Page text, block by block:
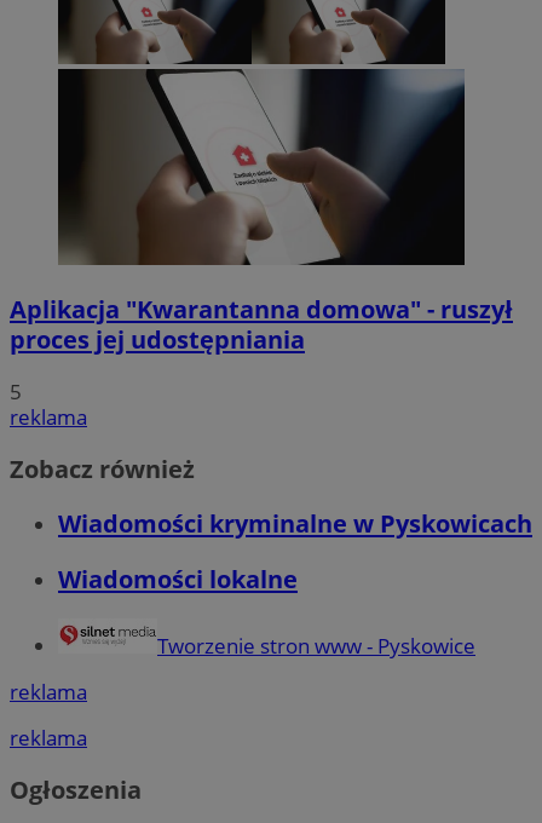
Aplikacja "Kwarantanna domowa" - ruszył
proces jej udostępniania
5
reklama
Zobacz również
Wiadomości kryminalne w Pyskowicach
Wiadomości lokalne
Tworzenie stron www - Pyskowice
reklama
reklama
Ogłoszenia